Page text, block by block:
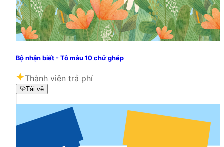
Bộ nhận biết - Tô màu 10 chữ ghép
Thành viên trả phí
Tải về